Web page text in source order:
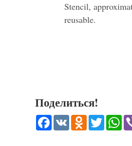
Stencil,
reusable.
Поделиться!
Facebook
VK Twitter